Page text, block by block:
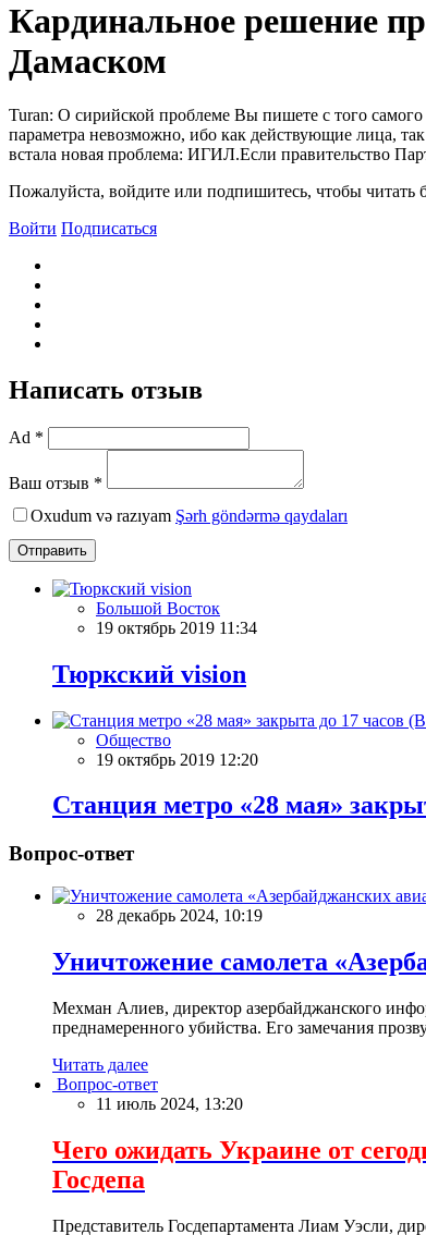
Кардинальное решение
Дамаском
Turan: О сирийской проблеме Bы пишете с того
параметра невозможно, ибо как действующие лица,
встала новая проблема: ИГИЛ.Если правительство
Пожалуйста, войдите или подпишитесь, чтобы читать
Войти Подписаться
Написать отзыв
Ad *
Ваш отзыв *
Oxudum və razıyam Şərh göndərmə qaydaları
Отправить
Большой Восток
19 октябрь 2019 11:34
Тюркский vision
Общество
19 октябрь 2019 12:20
Станция метро «28 мая»
Вопрос-ответ
28 декабрь 2024, 10:19
Уничтожение самолета
Мехман Алиев, директор азербайджанского
преднамеренного убийства. Его замечания
Читать далее
Вопрос-ответ
11 июль 2024, 13:20
Чего ожидать Украине от
Госдепа
Представитель Госдепартамента Лиам Уэсли,